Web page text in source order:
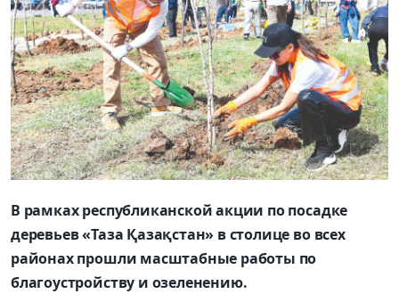
В рамках республиканской акции по посадке
деревьев «Таза Қазақстан» в столице во всех
районах прошли масштабные работы по
благоустройству и озеленению.